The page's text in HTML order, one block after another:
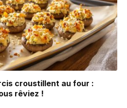
croustillent au four :
rêviez !